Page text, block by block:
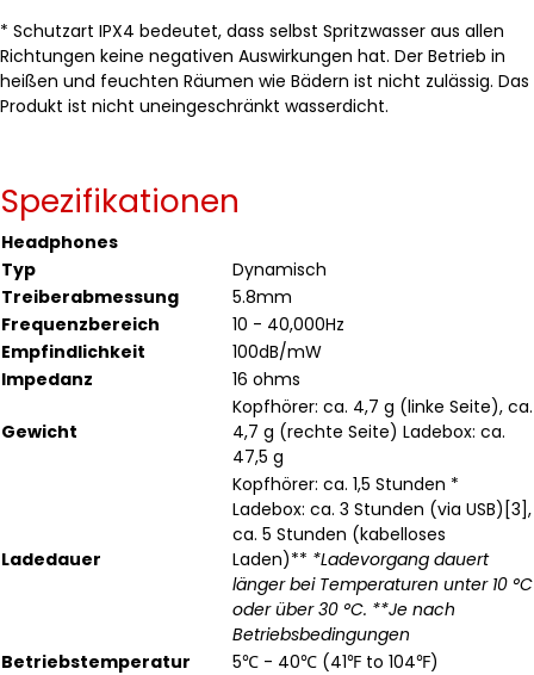
* Schutzart IPX4 bedeutet, dass selbst Spritzwasser aus allen
Richtungen keine negativen Auswirkungen hat. Der Betrieb in
heißen und feuchten Räumen wie Bädern ist nicht zulässig. Das
Produkt ist nicht uneingeschränkt wasserdicht.
Spezifikationen
Headphones
Typ
Dynamisch
Treiberabmessung
5.8mm
Frequenzbereich
10 - 40,000Hz
Empfindlichkeit
100dB/mW
Impedanz
16 ohms
Gewicht
Kopfhörer: ca. 4,7 g (linke Seite), ca.
4,7 g (rechte Seite) Ladebox: ca.
47,5 g
Ladedauer
Kopfhörer: ca. 1,5 Stunden *
Ladebox: ca. 3 Stunden (via USB)[3],
ca. 5 Stunden (kabelloses
Laden)** *Ladevorgang dauert
länger bei Temperaturen unter 10 °C
oder über 30 °C. **Je nach
Betriebsbedingungen
Betriebstemperatur
5℃ - 40℃ (41℉ to 104℉)